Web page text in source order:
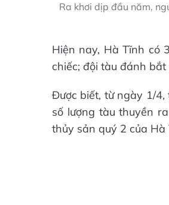
Ra khơi dịp đầu năm,
Hiện nay, Hà Tĩnh có
chiếc; đội tàu đánh
Được biết, từ ngày 1/4,
số lượng tàu thuyền
thủy sản quý 2 của